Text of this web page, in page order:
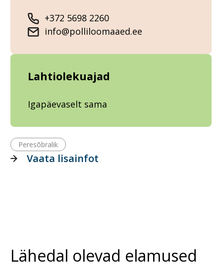
+372 5698 2260
info@polliloomaaed.ee
Lahtiolekuajad
Igapäevaselt sama
Peresõbralik
Vaata lisainfot
Lähedal olevad elamused